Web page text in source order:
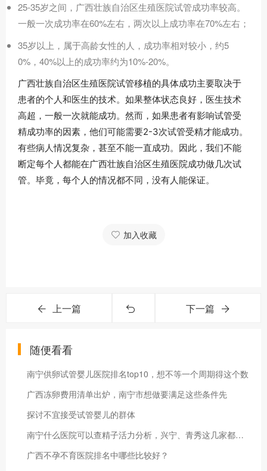
25-35岁之间，广西壮族自治区生殖医院试管成功率较高。
一般一次成功率在60%左右，两次以上成功率在70%左右；
35岁以上，属于高龄女性的人，成功率相对较小，约5
0%，40%以上的成功率约为10%-20%。
广西壮族自治区生殖医院试管移植的具体成功主要取决于
患者的个人和医生的技术。如果整体状态良好，医生技术
高超，一般一次就能成功。然而，如果患者有影响试管受
精成功率的因素，他们可能需要2-3次试管受精才能成功。
有些病人情况复杂，甚至不能一直成功。因此，我们不能
断定每个人都能在广西壮族自治区生殖医院成功做几次试
管。毕竟，每个人的情况都不同，没有人能保证。
加入收藏
上一篇 下一篇
随便看看
南宁供卵试管婴儿医院排名top10，想不等一个周期得这个数
广西冻卵费用清单出炉，南宁市想做要满足这些条件先
探讨不宜接受试管婴儿的群体
南宁什么医院可以查精子活力分析，兴宁、青秀这几家都能做
广西不孕不育医院排名中哪些比较好？